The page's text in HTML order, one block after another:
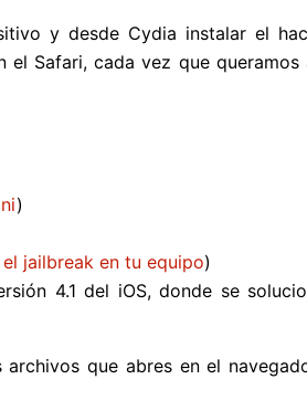
y desde Cydia instalar el
el Safari, cada vez que queramos
)
jailbreak en tu equipo)
4.1 del iOS, donde se
que abres en el